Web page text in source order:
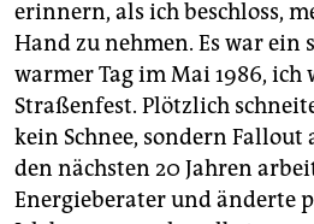
erinnern, als ich beschloss,
Hand zu nehmen. Es war ein
warmer Tag im Mai 1986, ich
Straßenfest. Plötzlich
kein Schnee, sondern Fallout
den nächsten 20 Jahren
Energieberater und änderte